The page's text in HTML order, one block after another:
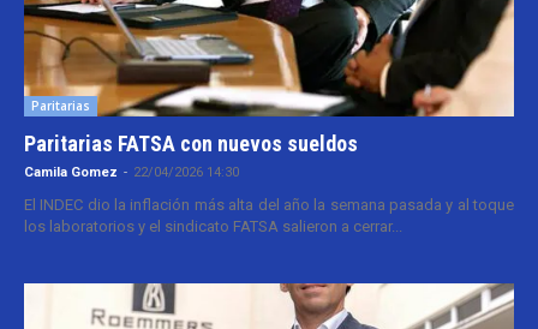
Paritarias
Paritarias FATSA con nuevos sueldos
Camila Gomez - 22/04/2026 14:30
El INDEC dio la inflación más alta del año la semana pasada y al toque
los laboratorios y el sindicato FATSA salieron a cerrar...